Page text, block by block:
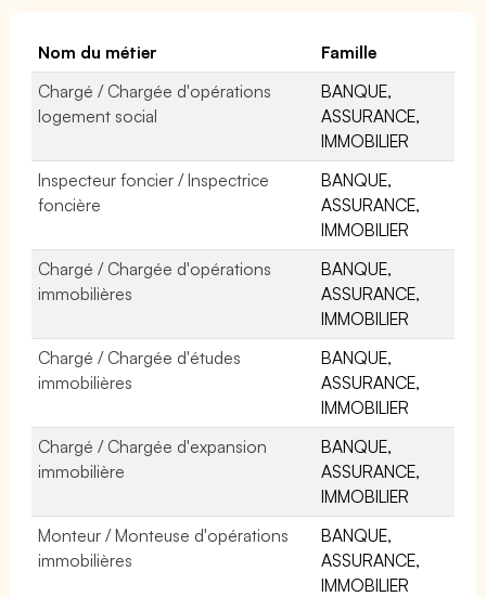
Nom du métier
Famille
Chargé / Chargée d'opérations
logement social
BANQUE,
ASSURANCE,
IMMOBILIER
Inspecteur foncier / Inspectrice
foncière
BANQUE,
ASSURANCE,
IMMOBILIER
Chargé / Chargée d'opérations
immobilières
BANQUE,
ASSURANCE,
IMMOBILIER
Chargé / Chargée d'études
immobilières
BANQUE,
ASSURANCE,
IMMOBILIER
Chargé / Chargée d'expansion
immobilière
BANQUE,
ASSURANCE,
IMMOBILIER
Monteur / Monteuse d'opérations
immobilières
BANQUE,
ASSURANCE,
IMMOBILIER